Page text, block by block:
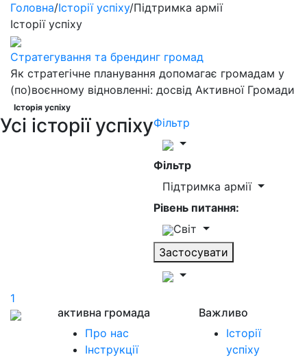
Головна/Історії успіху/Підтримка армії
Історії успіху
Стратегування та брендинг громад
Як стратегічне планування допомагає громадам у
(по)воєнному відновленні: досвід Активної Громади
Історія успіху
Усі історії успіхуФільтр
Фільтр
Підтримка армії
Рівень питання:
Світ
Застосувати
1
активна громада
Про нас
Інструкції
Важливо
Історії
успіху